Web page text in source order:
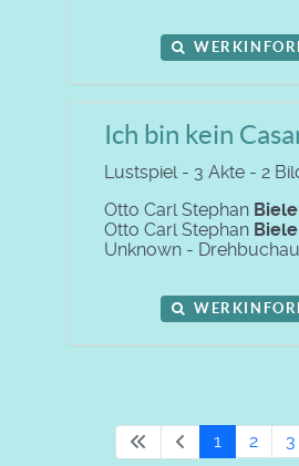
Ich bin kein
Lustspiel - 3 Akte - 2
Otto Carl Stephan
Otto Carl Stephan
Unknown -
1 2 3